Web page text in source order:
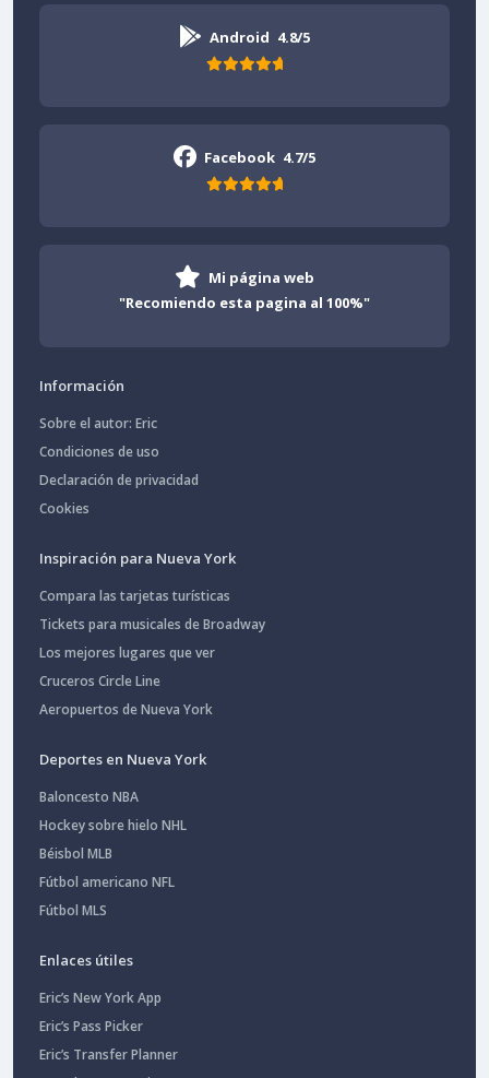
Android 4.8/5
Facebook 4.7/5
Mi página web
"Recomiendo esta pagina al 100%"
Información
Sobre el autor: Eric
Condiciones de uso
Declaración de privacidad
Cookies
Inspiración para Nueva York
Compara las tarjetas turísticas
Tickets para musicales de Broadway
Los mejores lugares que ver
Cruceros Circle Line
Aeropuertos de Nueva York
Deportes en Nueva York
Baloncesto NBA
Hockey sobre hielo NHL
Béisbol MLB
Fútbol americano NFL
Fútbol MLS
Enlaces útiles
Eric’s New York App
Eric’s Pass Picker
Eric’s Transfer Planner